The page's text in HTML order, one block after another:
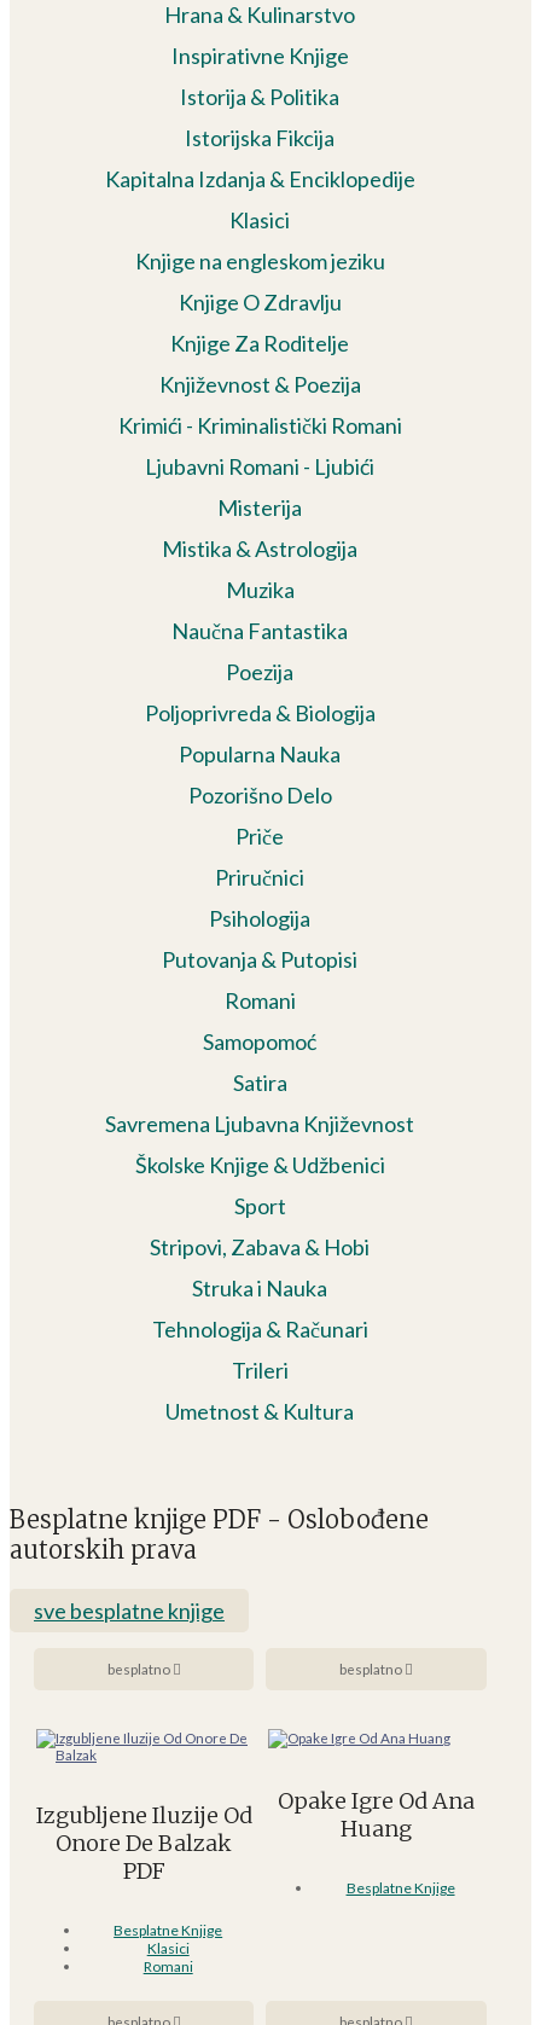
Hrana & Kulinarstvo
Inspirativne Knjige
Istorija & Politika
Istorijska Fikcija
Kapitalna Izdanja & Enciklopedije
Klasici
Knjige na engleskom jeziku
Knjige O Zdravlju
Knjige Za Roditelje
Književnost & Poezija
Krimići - Kriminalistički Romani
Ljubavni Romani - Ljubići
Misterija
Mistika & Astrologija
Muzika
Naučna Fantastika
Poezija
Poljoprivreda & Biologija
Popularna Nauka
Pozorišno Delo
Priče
Priručnici
Psihologija
Putovanja & Putopisi
Romani
Samopomoć
Satira
Savremena Ljubavna Književnost
Školske Knjige & Udžbenici
Sport
Stripovi, Zabava & Hobi
Struka i Nauka
Tehnologija & Računari
Trileri
Umetnost & Kultura
Besplatne knjige PDF - Oslobođene
autorskih prava
sve besplatne knjige
besplatno
Izgubljene Iluzije Od
Onore De Balzak
PDF
Besplatne Knjige
Klasici
Romani
besplatno
Opake Igre Od Ana
Huang
Besplatne Knjige